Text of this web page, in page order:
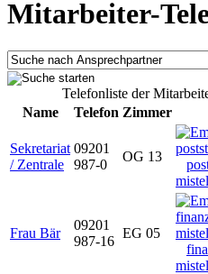
Mitarbeiter-
Telefonliste der
Name
Telefon Zimmer
Sekretariat
/ Zentrale
09201
987-0
OG 13
Frau Bär
09201
987-16
EG 05